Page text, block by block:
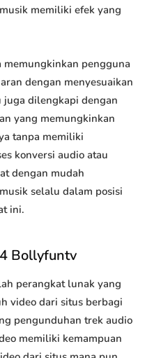
memiliki efek yang
pengguna
dengan menyesuaikan
dilengkapi dengan
yang memungkinkan
tanpa memiliki
konversi audio atau
dengan mudah
selalu dalam posisi
ini.
Bollyfuntv
perangkat lunak yang
video dari situs berbagi
pengunduhan trek audio
memiliki kemampuan